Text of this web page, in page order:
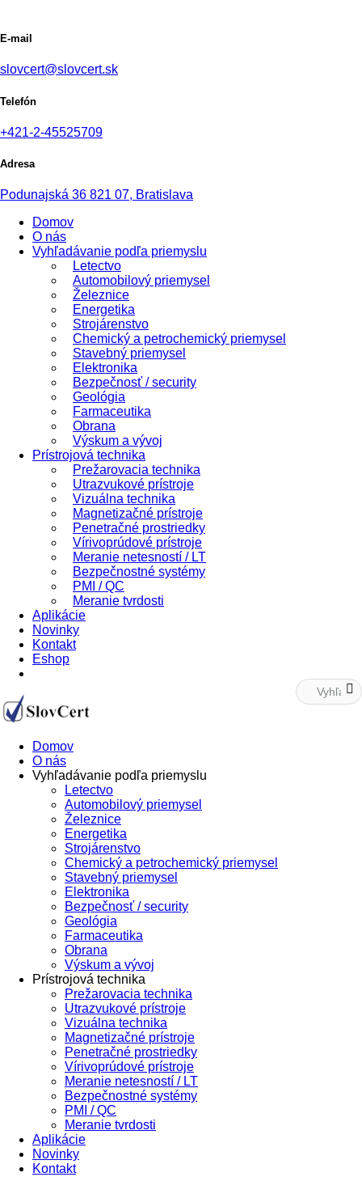
E-mail
slovcert@slovcert.sk
Telefón
+421-2-45525709
Adresa
Podunajská 36 821 07, Bratislava
Domov
O nás
Vyhľadávanie podľa priemyslu
Letectvo
Automobilový priemysel
Železnice
Energetika
Strojárenstvo
Chemický a petrochemický priemysel
Stavebný priemysel
Elektronika
Bezpečnosť / security
Geológia
Farmaceutika
Obrana
Výskum a vývoj
Prístrojová technika
Prežarovacia technika
Utrazvukové prístroje
Vizuálna technika
Magnetizačné prístroje
Penetračné prostriedky
Vírivoprúdové prístroje
Meranie netesností / LT
Bezpečnostné systémy
PMI / QC
Meranie tvrdosti
Aplikácie
Novinky
Kontakt
Eshop
Domov
O nás
Vyhľadávanie podľa priemyslu
Letectvo
Automobilový priemysel
Železnice
Energetika
Strojárenstvo
Chemický a petrochemický priemysel
Stavebný priemysel
Elektronika
Bezpečnosť / security
Geológia
Farmaceutika
Obrana
Výskum a vývoj
Prístrojová technika
Prežarovacia technika
Utrazvukové prístroje
Vizuálna technika
Magnetizačné prístroje
Penetračné prostriedky
Vírivoprúdové prístroje
Meranie netesností / LT
Bezpečnostné systémy
PMI / QC
Meranie tvrdosti
Aplikácie
Novinky
Kontakt